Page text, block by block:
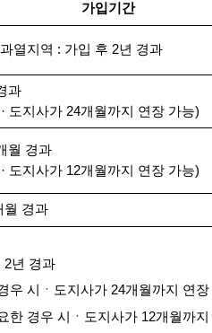
가입기간
열지역 : 가입 후 2년 경과
과
도지사가 24개월까지 연장 가능)
월 경과
도지사가 12개월까지 연장 가능)
월 경과
2년 경과
우 시ㆍ도지사가 24개월까지 연장
한 경우 시ㆍ도지사가 12개월까